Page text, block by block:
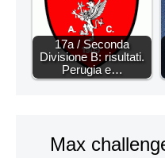
17a / Seconda
Divisione B: risultati.
Perugia e…